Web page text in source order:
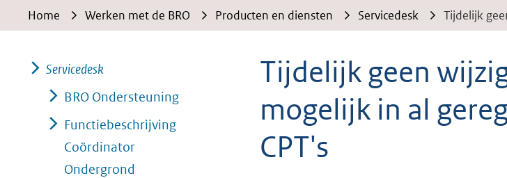
website
worden
geweigerd.
Home Werken met de BRO Producten en diensten Servicedesk Tijdelijk
Tijdelijk geen
mogelijk in al
CPT's
Servicedesk
BRO Ondersteuning
Functiebeschrijving
Coördinator
Ondergrond